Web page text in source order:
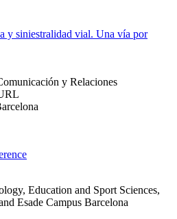
y siniestralidad vial. Una vía por
y Relaciones
Education and Sport Sciences,
Esade Campus Barcelona